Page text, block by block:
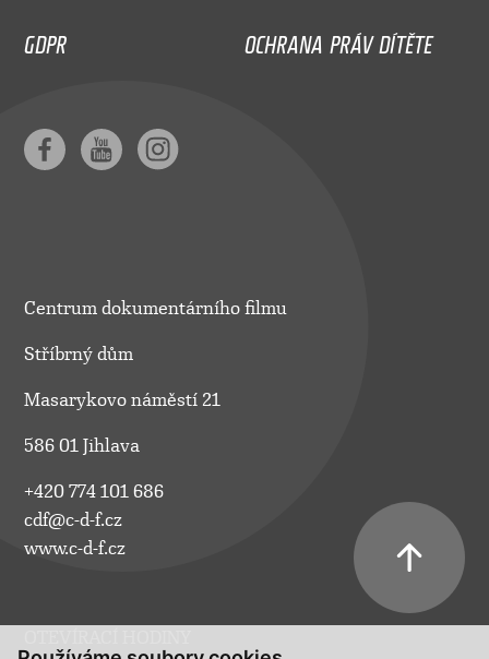
GDPR
OCHRANA PRÁV DÍTĚTE
Centrum dokumentárního filmu
Stříbrný dům
Masarykovo náměstí 21
586 01 Jihlava
+420 774 101 686
cdf@c-d-f.cz
www.c-d-f.cz